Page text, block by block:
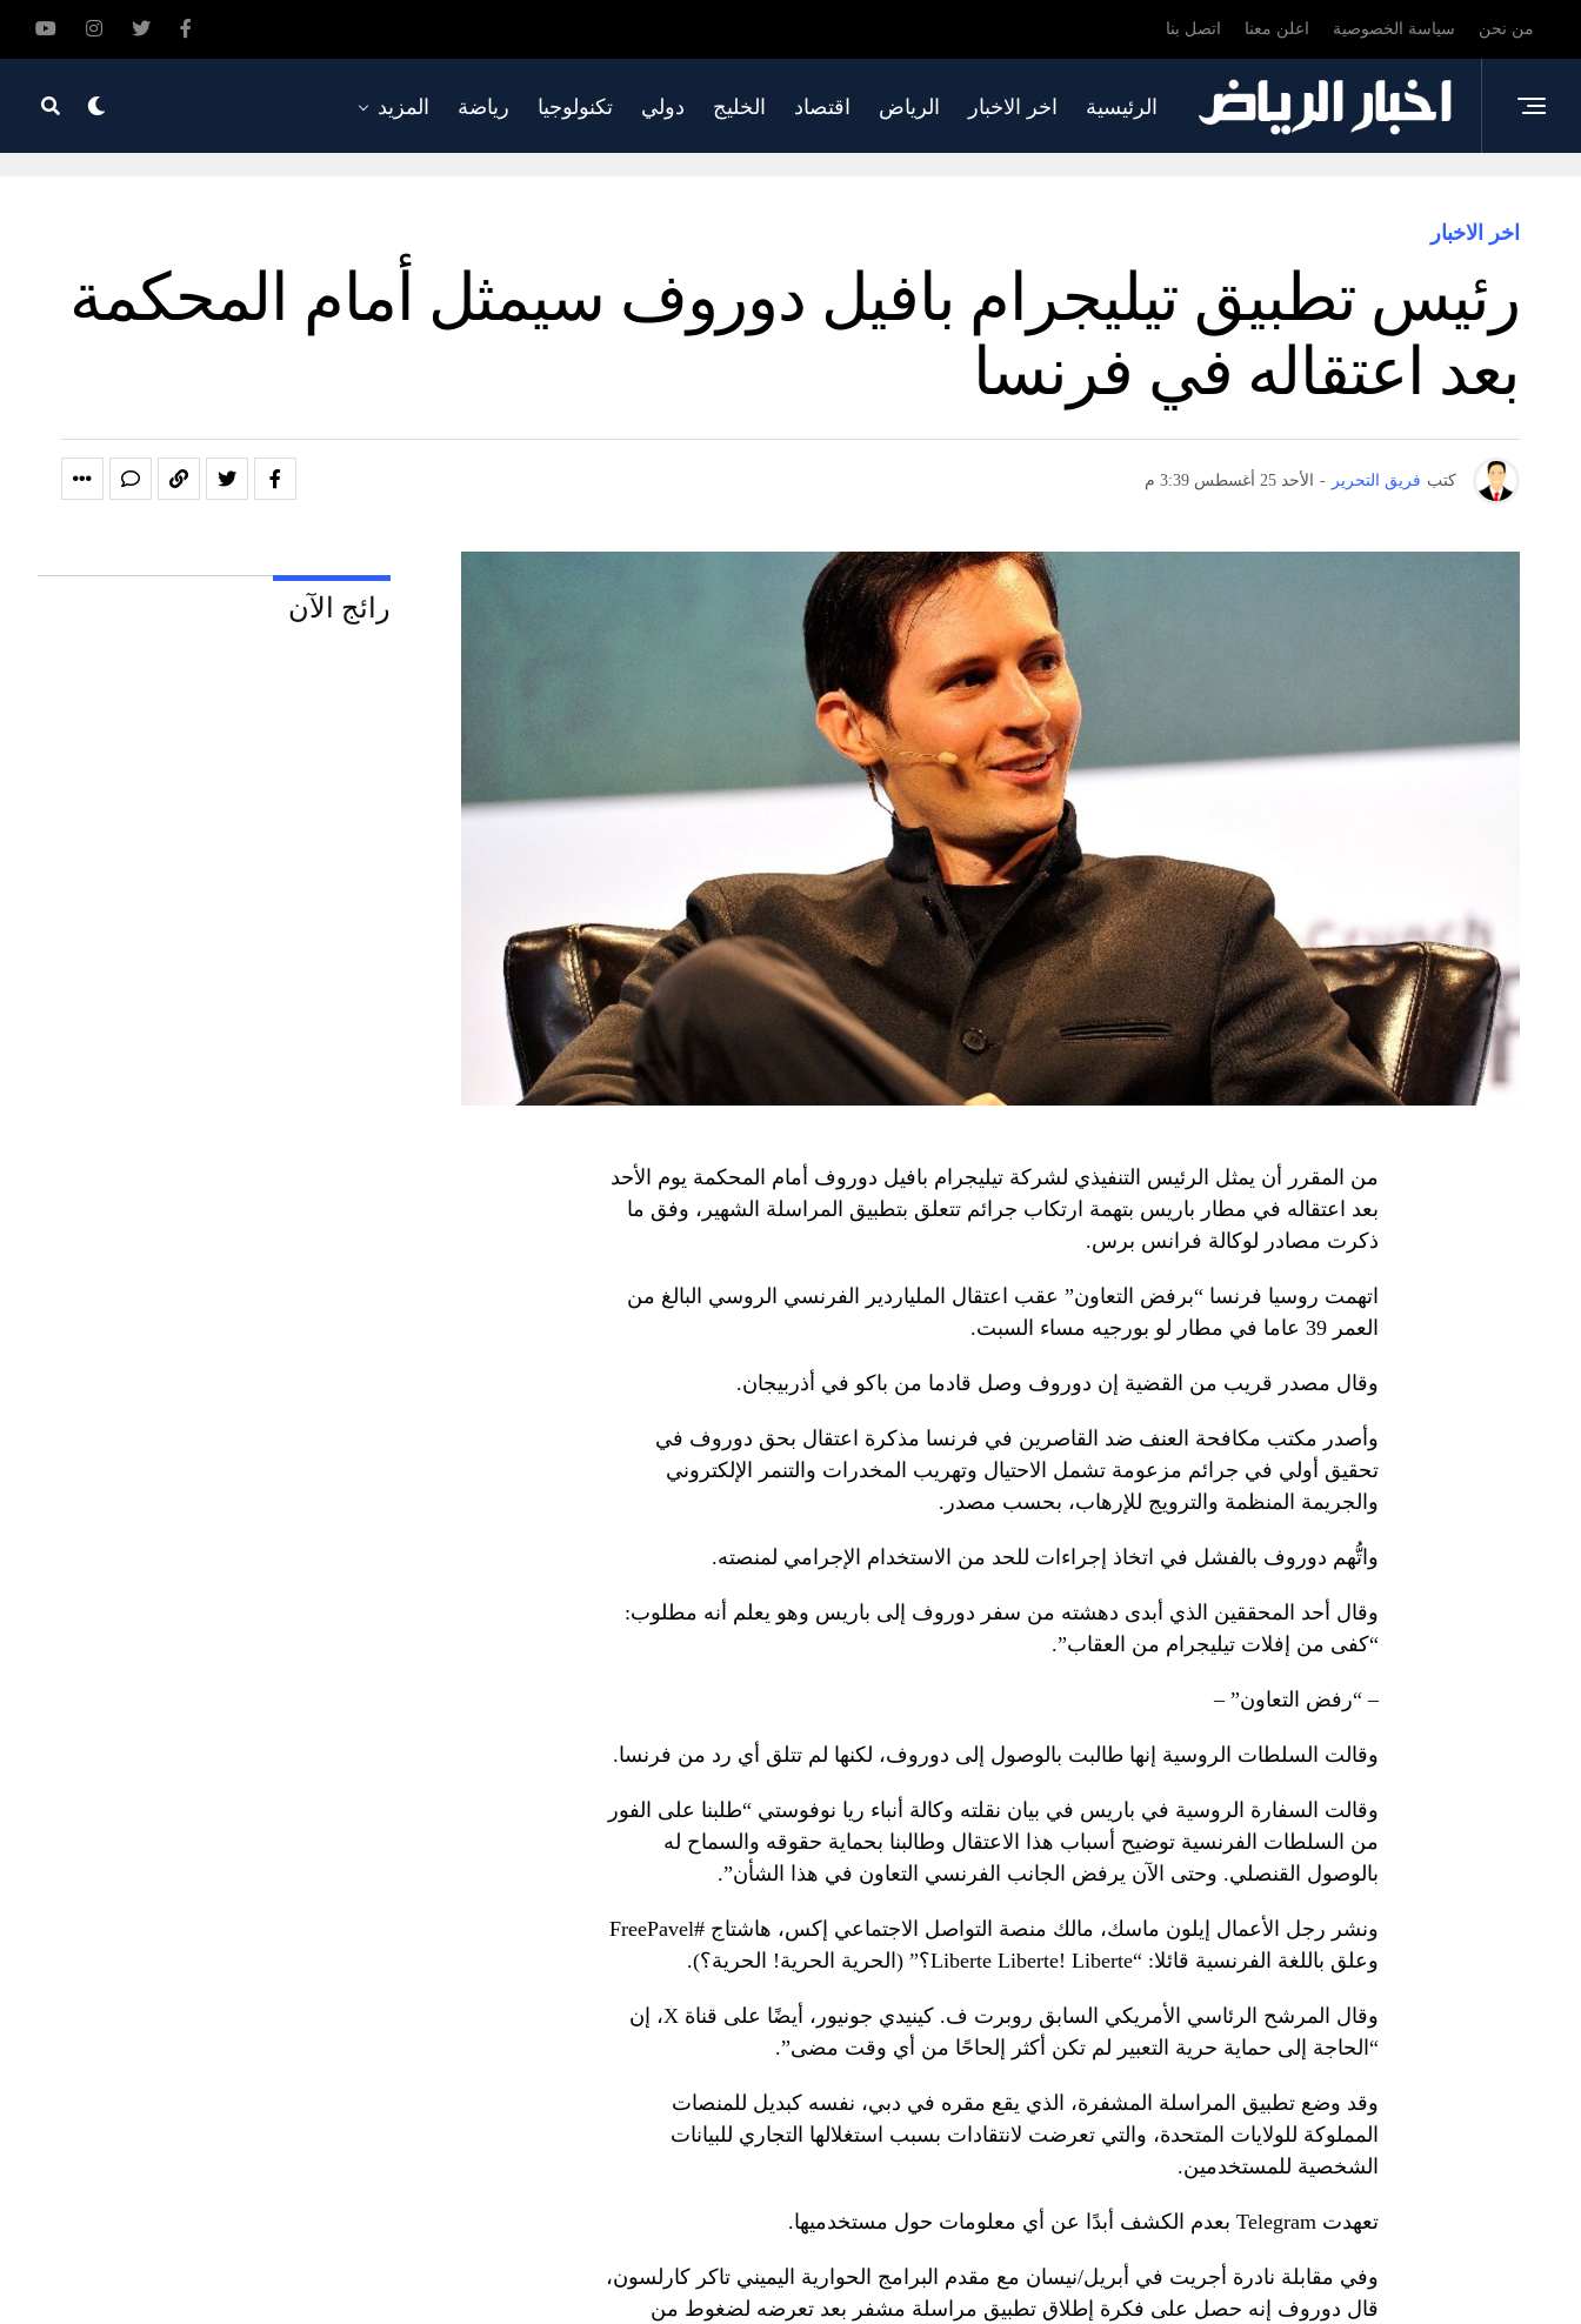
من نحن سياسة الخصوصية اعلن معنا اتصل بنا
الرئيسية اخر الاخبار الرياض اقتصاد الخليج دولي تكنولوجيا رياضة المزيد
اخر الاخبار
رئيس تطبيق تيليجرام بافيل دوروف سيمثل أمام المحكمة
بعد اعتقاله في فرنسا
كتب فريق التحرير - الأحد 25 أغسطس 3:39 م
من المقرر أن يمثل الرئيس التنفيذي لشركة تيليجرام بافيل دوروف أمام المحكمة يوم الأحد
بعد اعتقاله في مطار باريس بتهمة ارتكاب جرائم تتعلق بتطبيق المراسلة الشهير، وفق ما
ذكرت مصادر لوكالة فرانس برس.
اتهمت روسيا فرنسا “برفض التعاون” عقب اعتقال الملياردير الفرنسي الروسي البالغ من
العمر 39 عاما في مطار لو بورجيه مساء السبت.
وقال مصدر قريب من القضية إن دوروف وصل قادما من باكو في أذربيجان.
وأصدر مكتب مكافحة العنف ضد القاصرين في فرنسا مذكرة اعتقال بحق دوروف في
تحقيق أولي في جرائم مزعومة تشمل الاحتيال وتهريب المخدرات والتنمر الإلكتروني
والجريمة المنظمة والترويج للإرهاب، بحسب مصدر.
واتُّهم دوروف بالفشل في اتخاذ إجراءات للحد من الاستخدام الإجرامي لمنصته.
وقال أحد المحققين الذي أبدى دهشته من سفر دوروف إلى باريس وهو يعلم أنه مطلوب:
“كفى من إفلات تيليجرام من العقاب”.
– “رفض التعاون” –
وقالت السلطات الروسية إنها طالبت بالوصول إلى دوروف، لكنها لم تتلق أي رد من فرنسا.
وقالت السفارة الروسية في باريس في بيان نقلته وكالة أنباء ريا نوفوستي “طلبنا على الفور
من السلطات الفرنسية توضيح أسباب هذا الاعتقال وطالبنا بحماية حقوقه والسماح له
بالوصول القنصلي. وحتى الآن يرفض الجانب الفرنسي التعاون في هذا الشأن”.
ونشر رجل الأعمال إيلون ماسك، مالك منصة التواصل الاجتماعي إكس، هاشتاج #FreePavel
وعلق باللغة الفرنسية قائلا: “Liberte Liberte! Liberte؟” (الحرية الحرية! الحرية؟).
وقال المرشح الرئاسي الأمريكي السابق روبرت ف. كينيدي جونيور، أيضًا على قناة X، إن
“الحاجة إلى حماية حرية التعبير لم تكن أكثر إلحاحًا من أي وقت مضى”.
وقد وضع تطبيق المراسلة المشفرة، الذي يقع مقره في دبي، نفسه كبديل للمنصات
المملوكة للولايات المتحدة، والتي تعرضت لانتقادات بسبب استغلالها التجاري للبيانات
الشخصية للمستخدمين.
تعهدت Telegram بعدم الكشف أبدًا عن أي معلومات حول مستخدميها.
وفي مقابلة نادرة أجريت في أبريل/نيسان مع مقدم البرامج الحوارية اليميني تاكر كارلسون،
قال دوروف إنه حصل على فكرة إطلاق تطبيق مراسلة مشفر بعد تعرضه لضغوط من
رائج الآن